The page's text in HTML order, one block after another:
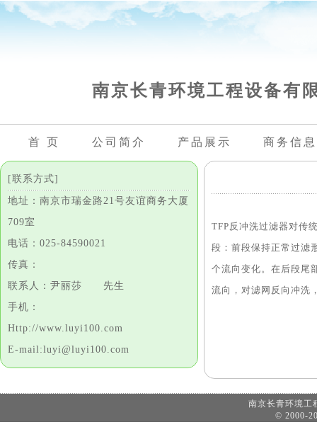
南京长青环境工程设备有
首 页 公司简介 产品展示 商务信息
[联系方式]
地址：南京市瑞金路21号友谊商务大厦
709室
电话：025-84590021
传真：
联系人：尹丽莎 先生
手机：
Http://www.luyi100.com
E-mail:luyi@luyi100.com
TFP反冲洗过滤器对传
段：前段保持正常过滤
个流向变化。在后段尾
流向，对滤网反向冲洗
南京长青环境
© 2000-